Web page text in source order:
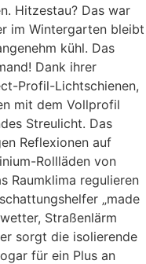
Hitzestau? Das war
im Wintergarten bleibt
kühl. Das
Dank ihrer
Profil-Lichtschienen,
mit dem Vollprofil
Streulicht. Das
Reflexionen auf
Rollläden von
Raumklima regulieren
„made
Straßenlärm
sorgt die isolierende
für ein Plus an